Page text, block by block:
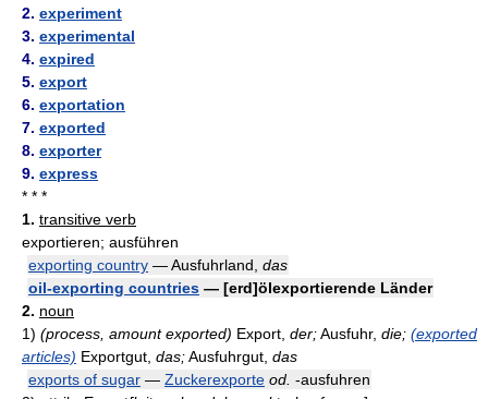
2. experiment
3. experimental
4. expired
5. export
6. exportation
7. exported
8. exporter
9. express
* * *
1. transitive verb
exportieren; ausführen
exporting country — Ausfuhrland, das
oil-exporting countries — [erd]ölexportierende Länder
2. noun
1) (process, amount exported) Export, der;Ausfuhr, die; (exported
articles) Exportgut, das;Ausfuhrgut, das
exports of sugar — Zuckerexporte od. -ausfuhren